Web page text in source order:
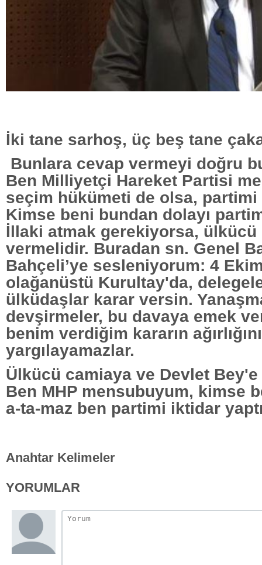
İki tane sarhoş, üç beş tane
Bunlara cevap vermeyi doğru
Ben Milliyetçi Hareket Partisi
seçim hükümeti de olsa, partimi
Kimse beni bundan dolayı
İllaki atmak gerekiyorsa, ülkücü
vermelidir. Buradan sn. Genel
Bahçeli’ye sesleniyorum: 4
olağanüstü Kurultay'da,
ülküdaşlar karar versin.
devşirmeler, bu davaya emek
benim verdiğim kararın
yargılayamazlar.
Ülkücü camiaya ve Devlet
Ben MHP mensubuyum, kimse
a-ta-maz ben partimi iktidar
Anahtar Kelimeler
YORUMLAR